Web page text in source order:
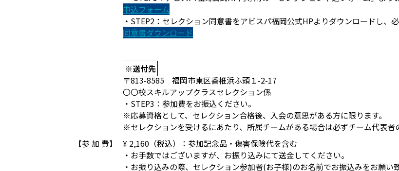
申込フォーム
・STEP2：セレクション同意書をアビスパ福岡公式HPよりダウンロードし、
同意書ダウンロード
※送付先
〒813-8585 福岡市東区香椎浜ふ頭１-2-17
〇〇校スキルアップクラスセレクション係
・STEP3：参加費をお振込ください。
※応募資格として、セレクション合格後、入会の意思がある方に限ります。
※セレクションを受けるにあたり、所属チームがある場合は必ずチーム代表者
【参 加 費】
¥ 2,160（税込）：参加記念品・傷害保険代を含む
・お手数ではございますが、お振り込みにて送金してください。
・お振り込みの際、セレクション参加者(お子様)のお名前でお振込みをお願い